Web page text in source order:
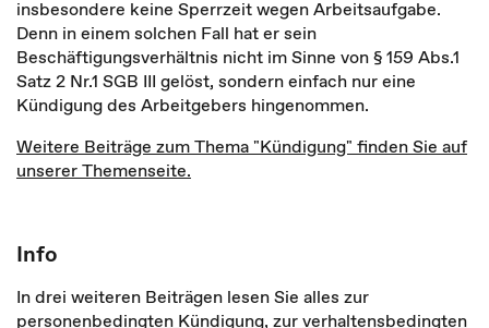
insbesondere keine Sperrzeit wegen Arbeitsaufgabe.
Denn in einem solchen Fall hat er sein
Beschäftigungsverhältnis nicht im Sinne von § 159 Abs.1
Satz 2 Nr.1 SGB III gelöst, sondern einfach nur eine
Kündigung des Arbeitgebers hingenommen.
Weitere Beiträge zum Thema "Kündigung" finden Sie auf
unserer Themenseite.
Info
In drei weiteren Beiträgen lesen Sie alles zur
personenbedingten Kündigung, zurverhaltensbedingten